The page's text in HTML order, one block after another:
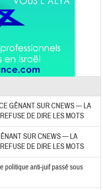
GÊNANT SUR CNEWS — LA
DE DIRE LES MOTS
SUR CNEWS — LA
DE DIRE LES MOTS
politique anti-juif passé sous